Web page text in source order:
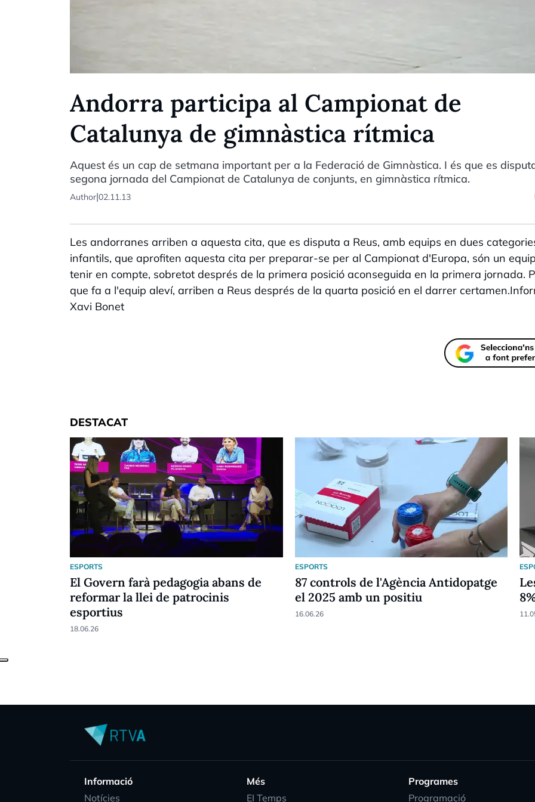
Andorra participa al Campionat de
Catalunya de gimnàstica rítmica
Aquest és un cap de setmana important per a la Federació de Gimnàstica. I és que es
segona jornada del Campionat de Catalunya de conjunts, en gimnàstica rítmica.
Author|02.11.13
Les andorranes arriben a aquesta cita, que es disputa a Reus, amb equips en dues
infantils, que aprofiten aquesta cita per preparar-se per al Campionat d'Europa, són un
tenir en compte, sobretot després de la primera posició aconseguida en la primera jornada.
que fa a l'equip aleví, arriben a Reus després de la quarta posició en el darrer
Xavi Bonet
DESTACAT
ESPORTS
El Govern farà pedagogia abans de
reformar la llei de patrocinis
esportius
18.06.26
ESPORTS
87 controls de l'Agència Antidopatge
el 2025 amb un positiu
16.06.26
Informació
Notícies
Més
EI Temps
Programes
Programació